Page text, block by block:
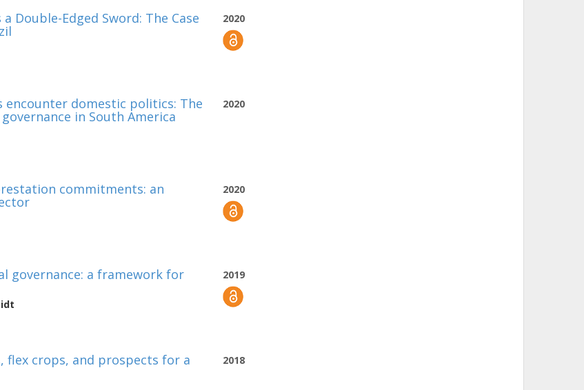
2020
Double-Edged Sword: The Case
2020
domestic politics: The
in South America
2020
commitments: an
2019
governance: a framework for
2018
crops, and prospects for a